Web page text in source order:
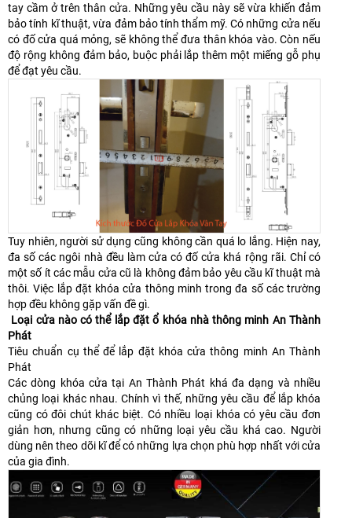
tay cầm ở trên thân cửa. Những yêu cầu này sẽ vừa khiến đảm
bảo tính kĩ thuật, vừa đảm bảo tính thẩm mỹ. Có những cửa nếu
có đố cửa quá mỏng, sẽ không thể đưa thân khóa vào. Còn nếu
độ rộng không đảm bảo, buộc phải lắp thêm một miếng gỗ phụ
để đạt yêu cầu.
Tuy nhiên, người sử dụng cũng không cần quá lo lắng. Hiện nay,
đa số các ngôi nhà đều làm cửa có đố cửa khá rộng rãi. Chỉ có
một số ít các mẫu cửa cũ là không đảm bảo yêu cầu kĩ thuật mà
thôi. Việc lắp đặt khóa cửa thông minh trong đa số các trường
hợp đều không gặp vấn đề gì.
Loại cửa nào có thể lắp đặt ổ khóa nhà thông minh An Thành
Phát
Tiêu chuẩn cụ thể để lắp đặt khóa cửa thông minh An Thành
Phát
Các dòng khóa cửa tại An Thành Phát khá đa dạng và nhiều
chủng loại khác nhau. Chính vì thế, những yêu cầu để lắp khóa
cũng có đôi chút khác biệt. Có nhiều loại khóa có yêu cầu đơn
giản hơn, nhưng cũng có những loại yêu cầu khá cao. Người
dùng nên theo dõi kĩ để có những lựa chọn phù hợp nhất với cửa
của gia đình.